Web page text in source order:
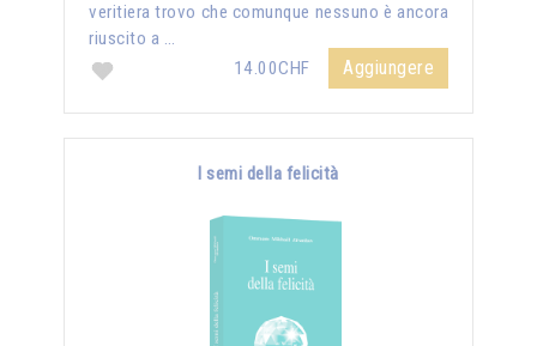
veritiera trovo che comunque nessuno è ancora
riuscito a …
14.00CHF
Aggiungere
I semi della felicità